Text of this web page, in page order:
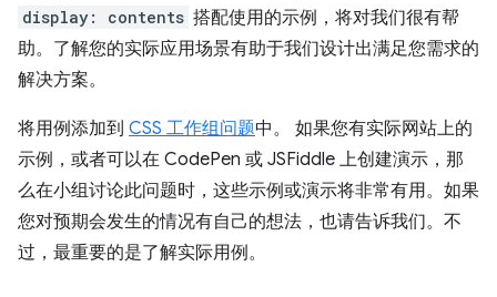
display: contents 搭配使用的示例，将对我们很有帮
助。了解您的实际应用场景有助于我们设计出满足您需求的
解决方案。
将用例添加到 CSS 工作组问题中。 如果您有实际网站上的
示例，或者可以在 CodePen 或 JSFiddle 上创建演示，那
么在小组讨论此问题时，这些示例或演示将非常有用。如果
您对预期会发生的情况有自己的想法，也请告诉我们。不
过，最重要的是了解实际用例。